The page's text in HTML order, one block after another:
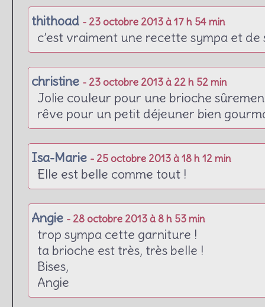
thithoad - 23 octobre 2013 à 17 h 54 min
c’est vraiment une recette sympa et de
christine - 23 octobre 2013 à 22 h 52 min
Jolie couleur pour une brioche
rêve pour un petit déjeuner bien
Isa-Marie - 25 octobre 2013 à 18 h 12 min
Elle est belle comme tout !
Angie - 28 octobre 2013 à 8 h 53 min
trop sympa cette garniture !
ta brioche est très, très belle !
Bises,
Angie